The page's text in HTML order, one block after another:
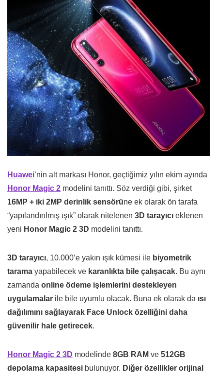
Huawei’nin alt markası Honor, geçtiğimiz yılın ekim ayında
Honor Magic 2 modelini tanıttı. Söz verdiği gibi, şirket
16MP + iki 2MP derinlik sensörüne ek olarak ön tarafa
“yapılandırılmış ışık” olarak nitelenen 3D tarayıcı eklenen
yeni Honor Magic 2 3D modelini tanıttı.
3D tarayıcı, 10.000’e yakın ışık kümesi ile biyometrik
tarama yapabilecek ve karanlıkta bile çalışacak. Bu aynı
zamanda online ödeme işlemlerini destekleyen
uygulamalar ile bile uyumlu olacak. Buna ek olarak da ısı
dağılımını sağlayarak Face Unlock özelliğini daha
güvenilir hale getirecek.
Honor Magic 2 3D modelinde 8GB RAM ve 512GB
depolama kapasitesi bulunuyor. Diğer özellikler orijinal